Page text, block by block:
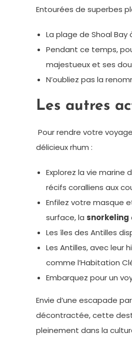
Entourées de superbes
La plage de Shoal
Pendant ce temps,
majestueux et ses
N’oubliez pas la
Les autres
Pour rendre votre
délicieux rhum :
Explorez la vie
récifs coralliens aux
Enfilez votre masque
surface, la snorkeling
Les îles des Antilles
Les Antilles, avec leur
comme l’Habitation
Embarquez pour un
Envie d’une escapade
décontractée, cette
pleinement dans la